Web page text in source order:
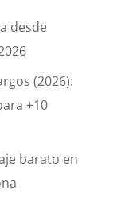
desde
(2026):
+10
barato en